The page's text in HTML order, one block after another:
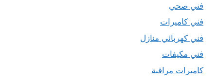
فني صحي
فني كاميرات
فني كهربائي منازل
فني مكيفات
كاميرات مراقبة